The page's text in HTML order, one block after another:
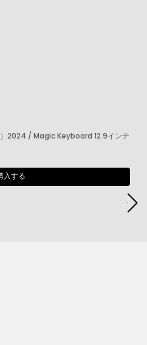
2024 / Magic Keyboard 12.9インチ
入する